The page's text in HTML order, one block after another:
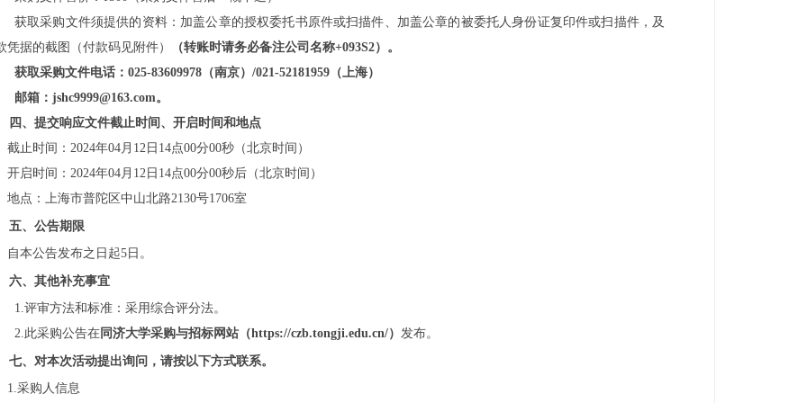
获取采购文件须提供的资料：加盖公章的授权委托书原件或扫描件、加盖公章的被委托人身份证复印件或扫描件，及
凭据的截图（付款码见附件）
（转账时请务必备注公司名称+093S2）。
获取采购文件电话： 025-83609978（南京）/021-52181959（上海）
邮箱： jshc9999@163.com。
四、 提交响应文件截止时间、开启时间和地点
截止时间： 2024年04 月 12 日 14点00分00秒 （北京时间）
开启时间： 2024年04 月 12 日 14点00分00秒后（北京时间）
地点：
上海市普陀区中山北路2130号1706室
五、公告期限
自本公告发布之日起5日。
六、其他补充事宜
1.评审方法和标准：采用综合评分法。
2.此采购公告在同济大学采购与招标网站（https://czb.tongji.edu.cn/） 发布。
七、对本次活动提出询问，请按以下方式联系。
1.采购人信息